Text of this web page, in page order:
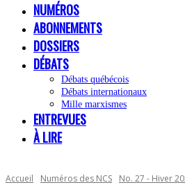
NUMÉROS
ABONNEMENTS
DOSSIERS
DÉBATS
Débats québécois
Débats internationaux
Mille marxismes
ENTREVUES
À LIRE
Accueil Numéros des NCS No. 27 - Hiver